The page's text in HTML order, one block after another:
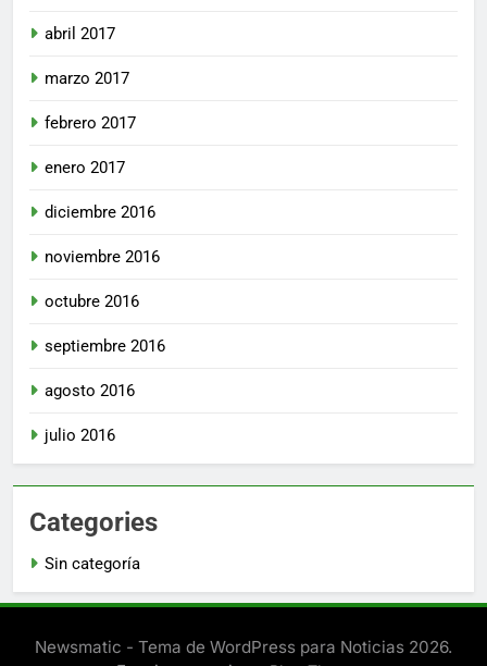
abril 2017
marzo 2017
febrero 2017
enero 2017
diciembre 2016
noviembre 2016
octubre 2016
septiembre 2016
agosto 2016
julio 2016
Categories
Sin categoría
Newsmatic - Tema de WordPress para Noticias 2026.